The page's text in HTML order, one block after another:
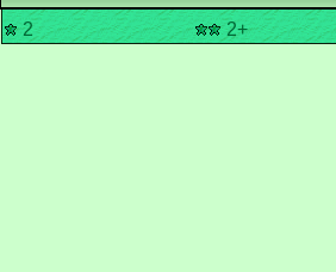
2
2+